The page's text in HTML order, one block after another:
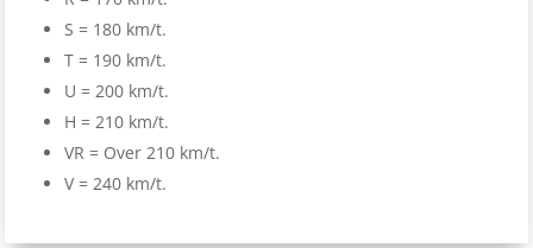
S = 180 km/t.
T = 190 km/t.
U = 200 km/t.
H = 210 km/t.
VR = Over 210 km/t.
V = 240 km/t.